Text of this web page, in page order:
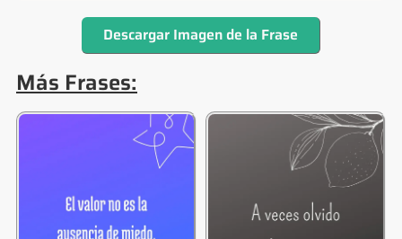
Descargar Imagen de la Frase
Más Frases: